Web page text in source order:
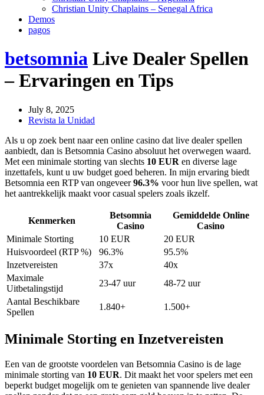
Christian Unity Chaplains – Senegal Africa
Demos
pagos
betsomnia Live Dealer Spellen
– Ervaringen en Tips
July 8, 2025
Revista la Unidad
Als u op zoek bent naar een online casino dat live dealer spellen
aanbiedt, dan is Betsomnia Casino absoluut het overwegen waard.
Met een minimale storting van slechts 10 EUR en diverse lage
inzettafels, kunt u uw budget goed beheren. In mijn ervaring biedt
Betsomnia een RTP van ongeveer96.3% voor hun live spellen, wat
het aantrekkelijk maakt voor casual spelers zoals ikzelf.
Kenmerken
Betsomnia
Casino
Gemiddelde Online
Casino
Minimale Storting
10 EUR
20 EUR
Huisvoordeel (RTP %)
96.3%
95.5%
Inzetvereisten
37x
40x
Maximale
Uitbetalingstijd
23-47 uur
48-72 uur
Aantal Beschikbare
Spellen
1.840+ 1.500+
Minimale Storting en Inzetvereisten
Een van de grootste voordelen van Betsomnia Casino is de lage
minimale storting van 10 EUR. Dit maakt het voor spelers met een
beperkt budget mogelijk om te genieten van spannende live dealer